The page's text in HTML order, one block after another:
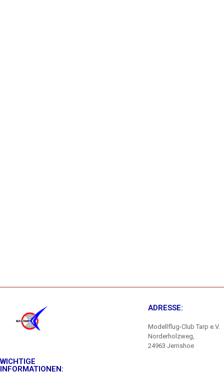
ADRESSE:
Modellflug-Club Tarp e.V.
Norderholzweg,
24963 Jerrishoe
WICHTIGE
INFORMATIONEN: